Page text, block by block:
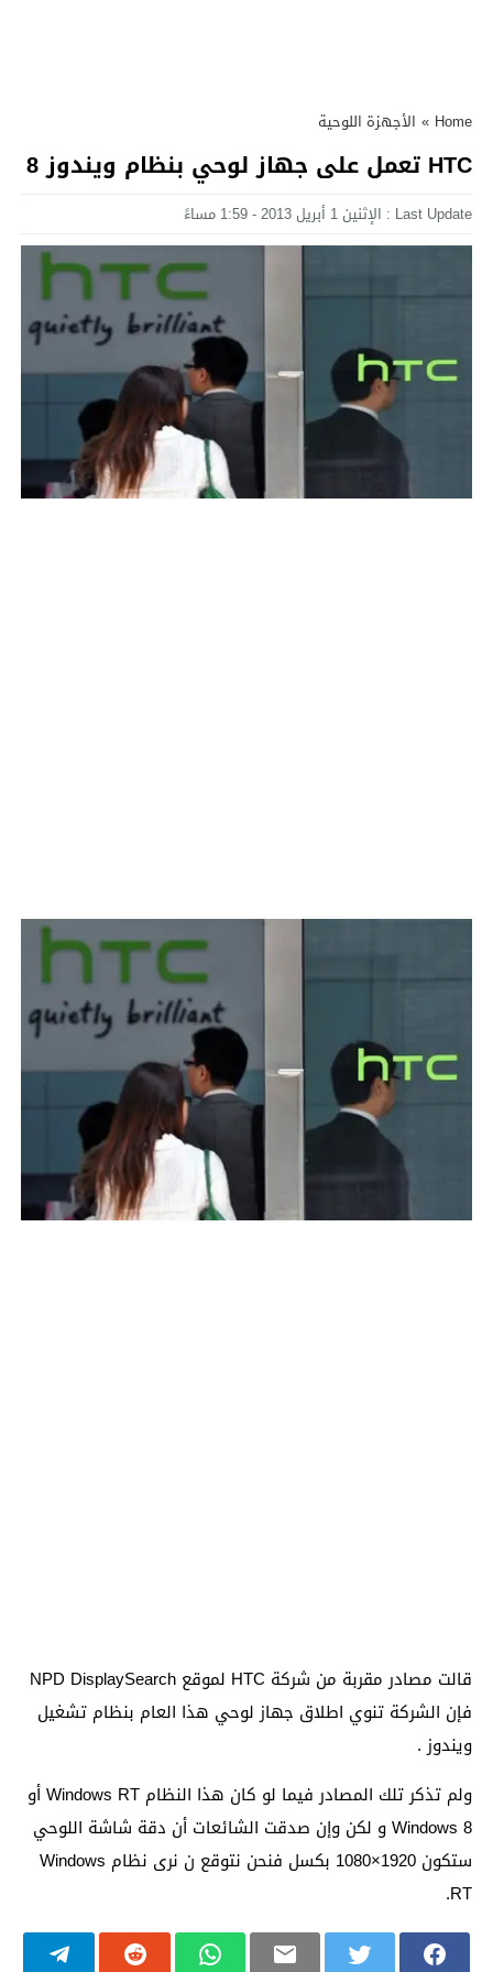
Home
» الأجهزة اللوحية
HTC تعمل على جهاز لوحي بنظام ويندوز 8
Last Update : الإثنين 1 أبريل 2013 - 1:59 مساءً
قالت مصادر مقربة من شركة HTC لموقع NPD DisplaySearch
فإن الشركة تنوي اطلاق جهاز لوحي هذا العام بنظام تشغيل
ويندوز .
ولم تذكر تلك المصادر فيما لو كان هذا النظام Windows RT أو
Windows 8 و لكن وإن صدقت الشائعات أن دقة شاشة اللوحي
ستكون 1920×1080 بكسل فنحن نتوقع ن نرى نظام Windows
RT.